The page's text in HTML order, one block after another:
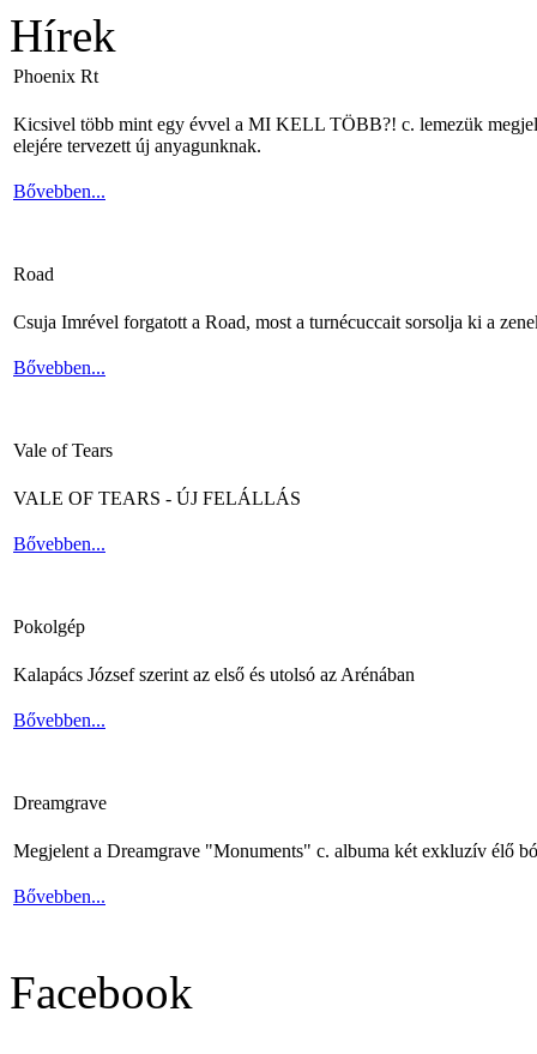
Hírek
Phoenix Rt
Kicsivel több mint egy évvel a MI KELL TÖBB?! c. lemezük
elejére tervezett új anyagunknak.
Bővebben...
Road
Csuja Imrével forgatott a Road, most a turnécuccait sorsolja ki a
Bővebben...
Vale of Tears
VALE OF TEARS - ÚJ FELÁLLÁS
Bővebben...
Pokolgép
Kalapács József szerint az első és utolsó az Arénában
Bővebben...
Dreamgrave
Megjelent a Dreamgrave "Monuments" c. albuma két exkluzív élő
Bővebben...
Facebook